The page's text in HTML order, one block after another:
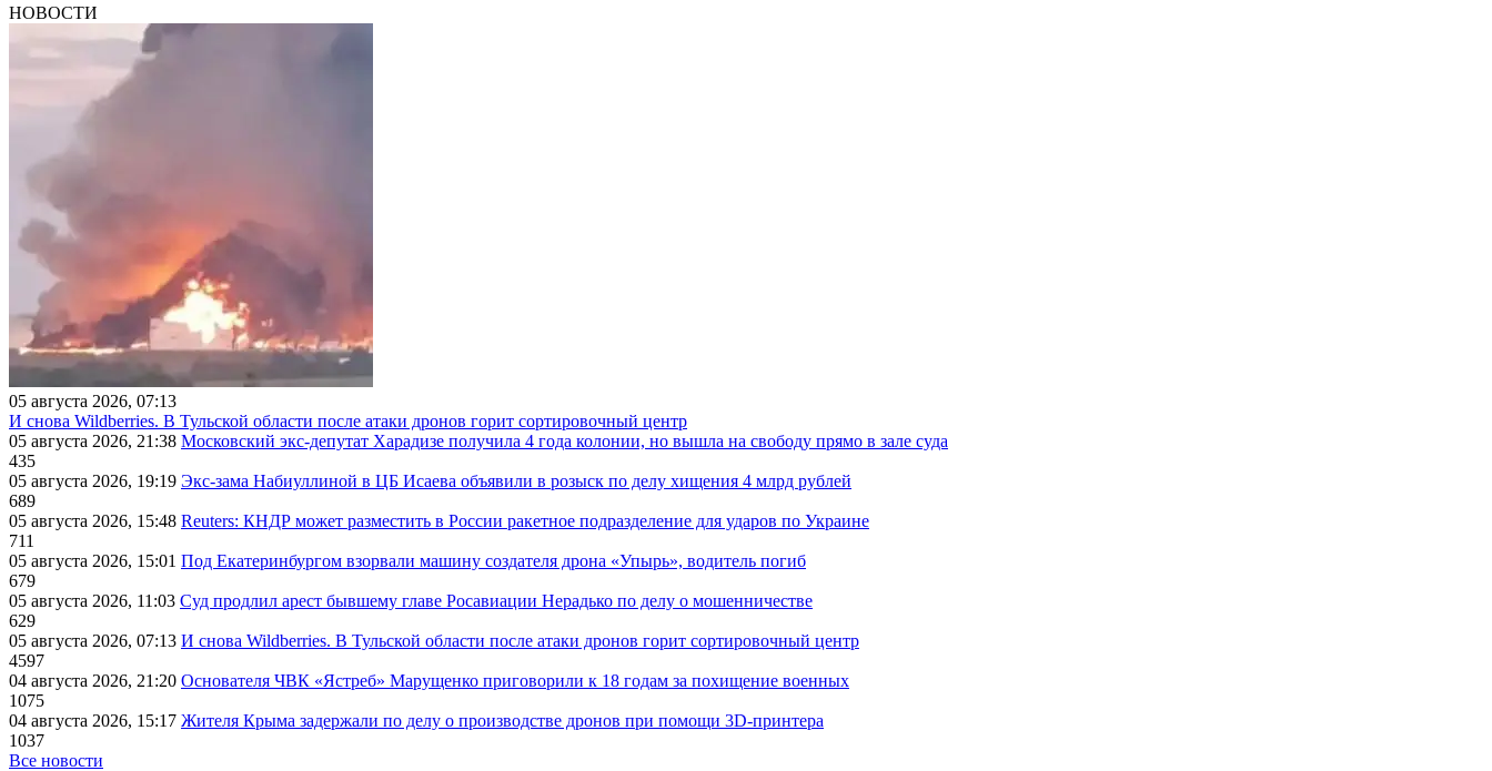
НОВОСТИ
05 августа 2026, 07:13
И снова Wildberries. В Тульской области после атаки дронов горит сортировочный центр
05 августа 2026, 21:38 Московский экс-депутат Харадизе получила 4 года колонии, но вышла на свободу прямо в зале суда
435
05 августа 2026, 19:19 Экс-зама Набиуллиной в ЦБ Исаева объявили в розыск по делу хищения 4 млрд рублей
689
05 августа 2026, 15:48 Reuters: КНДР может разместить в России ракетное подразделение для ударов по Украине
711
05 августа 2026, 15:01 Под Екатеринбургом взорвали машину создателя дрона «Упырь», водитель погиб
679
05 августа 2026, 11:03 Суд продлил арест бывшему главе Росавиации Нерадько по делу о мошенничестве
629
05 августа 2026, 07:13 И снова Wildberries. В Тульской области после атаки дронов горит сортировочный центр
4597
04 августа 2026, 21:20 Основателя ЧВК «Ястреб» Марущенко приговорили к 18 годам за похищение военных
1075
04 августа 2026, 15:17 Жителя Крыма задержали по делу о производстве дронов при помощи 3D‑принтера
1037
Все новости